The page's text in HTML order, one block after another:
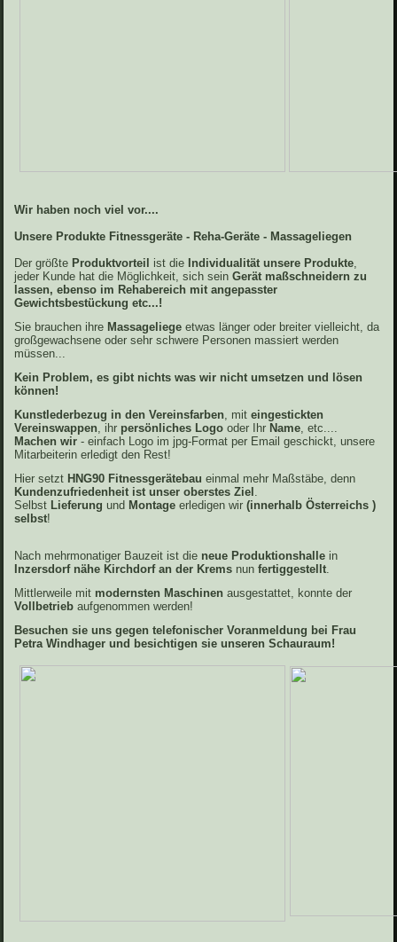
Wir haben noch viel vor....
Unsere Produkte Fitnessgeräte - Reha-Geräte - Massageliegen
Der größte Produktvorteil ist die Individualität unsere Produkte,
jeder Kunde hat die Möglichkeit, sich seinGerät maßschneidern zu
lassen, ebenso im Rehabereich mit angepasster
Gewichtsbestückung etc...!
Sie brauchen ihre Massageliege etwas länger oder breiter vielleicht, da
großgewachsene oder sehr schwere Personen massiert werden
müssen...
Kein Problem, es gibt nichts was wir nicht umsetzen und lösen
können!
Kunstlederbezug in den Vereinsfarben, miteingestickten
Vereinswappen, ihr persönliches Logo oder Ihr Name, etc....
Machen wir - einfach Logo im jpg-Format per Email geschickt, unsere
Mitarbeiterin erledigt den Rest!
Hier setzt HNG90 Fitnessgerätebau einmal mehr Maßstäbe, denn
Kundenzufriedenheit ist unser oberstes Ziel .
Selbst Lieferung und Montage erledigen wir(innerhalb Österreichs )
selbst!
Nach mehrmonatiger Bauzeit ist die neue Produktionshalle in
Inzersdorf nähe Kirchdorf an der Krems nunfertiggestellt.
Mittlerweile mit modernsten Maschinen ausgestattet, konnte der
Vollbetrieb aufgenommen werden!
Besuchen sie uns gegen telefonischer Voranmeldung bei Frau
Petra Windhager und besichtigen sie unseren Schauraum!